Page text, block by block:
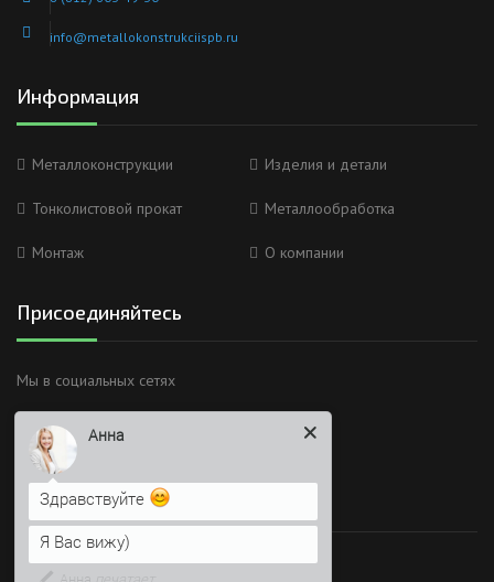
info@metallokonstrukciispb.ru
Информация
Металлоконструкции Изделия и детали
Тонколистовой прокат Металлообработка
Монтаж О компании
Присоединяйтесь
Мы в социальных сетях
Время работы
Работаем без обеда и выходных
Анна
Здравствуйте
Я Вас вижу)
Напишите сюда свой вопрос.
Возможно, его решение будет
быстрее